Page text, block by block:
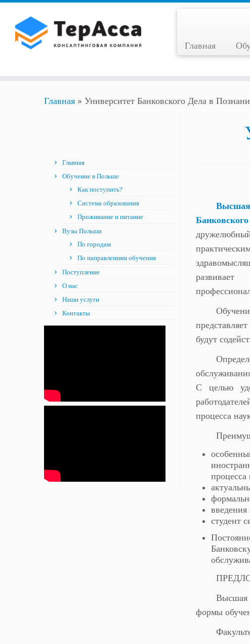
content
Главная
Главная » Университет Банковского Дела в Познани
Главная
Обучение в Польше
Как поступить?
Система образования
Проживание и питание
Вузы Польши
По городам
По направлениям обучения
Поступление
О нас
Наши услуги
Контакты
будут
С целью
процесса
введения
студент
Высшая
формы